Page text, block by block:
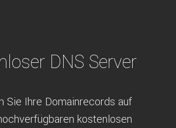
DNS Server
Sie Ihre Domainrecords auf
kostenlosen